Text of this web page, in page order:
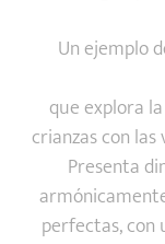
Un ejemplo
que explora
crianzas con
Presenta
perfectas,